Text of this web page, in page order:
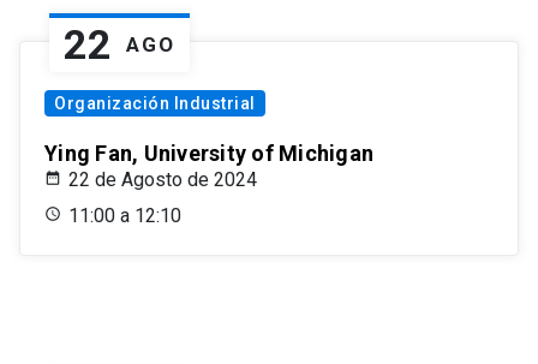
22 AGO
Organización Industrial
Ying Fan, University of Michigan
22 de Agosto de 2024
11:00 a 12:10